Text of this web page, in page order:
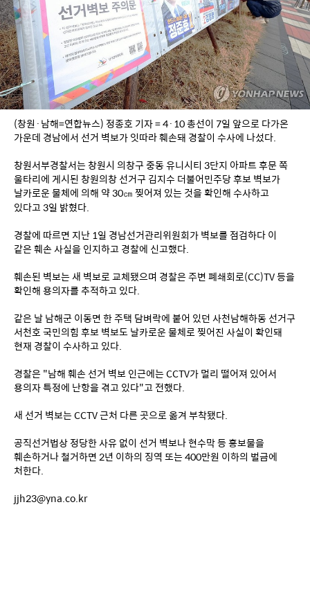
(창원·남해=연합뉴스) 정종호 기자 = 4·10 총선이 7일 앞으로 다가온
가운데 경남에서 선거 벽보가 잇따라 훼손돼 경찰이 수사에 나섰다.
창원서부경찰서는 창원시 의창구 중동 유니시티 3단지 아파트 후문 쪽
울타리에 게시된 창원의창 선거구 김지수 더불어민주당 후보 벽보가
날카로운 물체에 의해 약 30㎝ 찢어져 있는 것을 확인해 수사하고
있다고 3일 밝혔다.
경찰에 따르면 지난 1일 경남선거관리위원회가 벽보를 점검하다 이
같은 훼손 사실을 인지하고 경찰에 신고했다.
훼손된 벽보는 새 벽보로 교체됐으며 경찰은 주변 폐쇄회로(CC)TV 등을
확인해 용의자를 추적하고 있다.
같은 날 남해군 이동면 한 주택 담벼락에 붙어 있던 사천남해하동 선거구
서천호 국민의힘 후보 벽보도 날카로운 물체로 찢어진 사실이 확인돼
현재 경찰이 수사하고 있다.
경찰은 "남해 훼손 선거 벽보 인근에는 CCTV가 멀리 떨어져 있어서
용의자 특정에 난항을 겪고 있다"고 전했다.
새 선거 벽보는 CCTV 근처 다른 곳으로 옮겨 부착됐다.
공직선거법상 정당한 사유 없이 선거 벽보나 현수막 등 홍보물을
훼손하거나 철거하면 2년 이하의 징역 또는 400만원 이하의 벌금에
처한다.
jjh23@yna.co.kr